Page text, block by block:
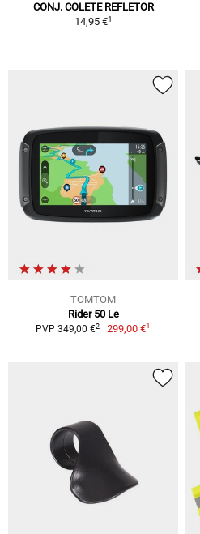
CONJ. COLETE REFLETOR
14,95 €1
TOMTOM
Rider 50 Le
PVP 349,00 €2 299,00 €1